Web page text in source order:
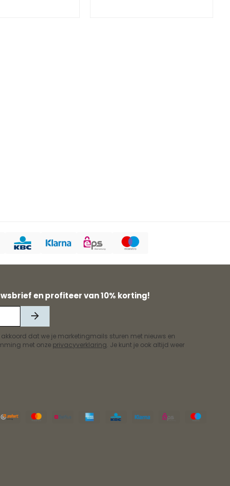
en profiteer van 10% korting!
dat we je marketingmails sturen met nieuws en
met onze privacyverklaring. Je kunt je ook altijd weer